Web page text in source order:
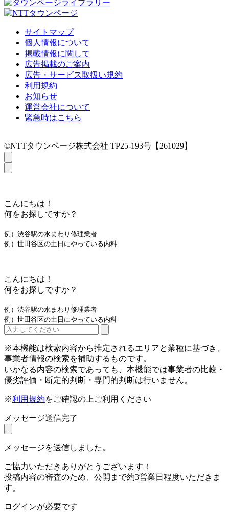
サイトマップ
個人情報について
掲載情報に関して
広告掲載のご案内
広告・サービス取扱い規約
利用規約
お知らせ
運営会社について
緊急時はこちら
©NTTタウンページ株式会社 TP25-193号【261029】
こんにちは！
何をお探しですか？
例）渋谷駅の水まわり修理業者
例）世田谷区の土日にやっている内科
こんにちは！
何をお探しですか？
例）渋谷駅の水まわり修理業者
例）世田谷区の土日にやっている内科
※本機能は検索内容から推定されるエリアと業種に基づき、
事業者情報の検索を補助するものです。
いかなる内容の検索であっても、本機能では事業者の比較・
優劣評価・断定的判断・専門的判断は行いません。
※利用規約をご確認の上ご利用ください
メッセージ送信完了
メッセージを送信しました。
ご協力いただきありがとうございます！
投稿内容の審査のため、公開まで約3営業日程度いただきま
す。
ログインが必要です